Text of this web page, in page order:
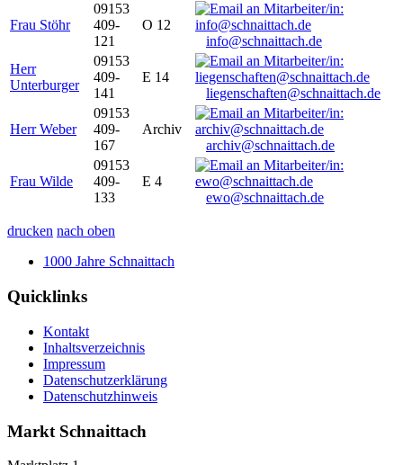
Frau Stöhr
09153
409-
121
O 12
info@schnaittach.de
Herr
Unterburger
09153
409-
141
E 14
liegenschaften@schnaittach.de
Herr Weber
09153
409-
167
Archiv
archiv@schnaittach.de
Frau Wilde
09153
409-
133
E 4
ewo@schnaittach.de
drucken nach oben
1000 Jahre Schnaittach
Quicklinks
Kontakt
Inhaltsverzeichnis
Impressum
Datenschutzerklärung
Datenschutzhinweis
Markt Schnaittach